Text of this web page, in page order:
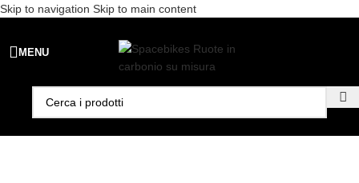
Skip to navigation Skip to main content
Spedizione gratuita per ordini superiori a €99 - 📣 Paga con PayPal in
3 rate senza interessi,
MENU